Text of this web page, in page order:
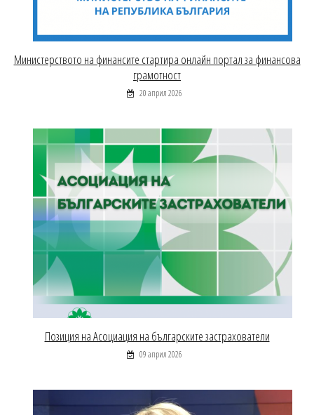
Министерството на финансите стартира онлайн портал за финансова
грамотност
20 април 2026
Позиция на Асоциация на българските застрахователи
09 април 2026